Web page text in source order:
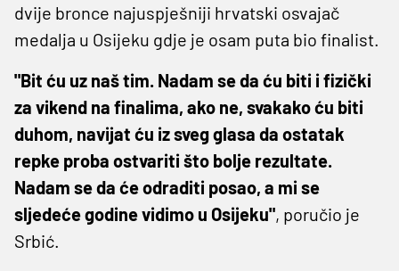
dvije bronce najuspješniji hrvatski osvajač
medalja u Osijeku gdje je osam puta bio finalist.
"Bit ću uz naš tim. Nadam se da ću biti i fizički
za vikend na finalima, ako ne, svakako ću biti
duhom, navijat ću iz sveg glasa da ostatak
repke proba ostvariti što bolje rezultate.
Nadam se da će odraditi posao, a mi se
sljedeće godine vidimo u Osijeku", poručio je
Srbić.